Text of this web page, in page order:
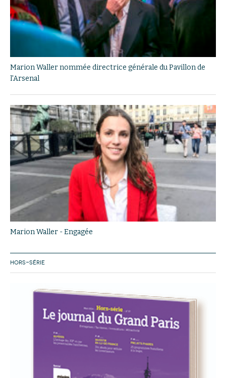
Marion Waller nommée directrice générale du Pavillon de
l'Arsenal
Marion Waller - Engagée
HORS-SÉRIE